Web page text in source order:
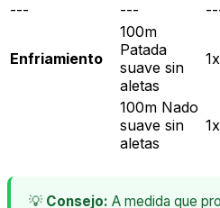
---
---
Enfriamiento
100m
Patada
suave sin
aletas
1x
100m Nado
suave sin
aletas
1x
💡 Consejo: A medida que